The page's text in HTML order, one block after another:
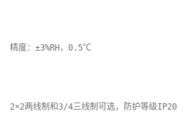
精度：±3%RH，0.5℃
2×2两线制和3/4三线制可选，防护等级IP20